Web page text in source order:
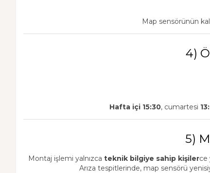
Map sensörünün
4)
Hafta içi 15:30, cumartesi
5)
Montaj işlemi yalnızca teknik bilgiye sahip kişilerce
Arıza tespitlerinde, map sensörü